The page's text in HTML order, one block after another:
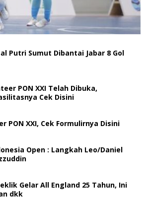
Putri Sumut Dibantai Jabar 8 Gol
PON XXI Telah Dibuka,
Cek Disini
PON XXI, Cek Formulirnya Disini
Open : Langkah Leo/Daniel
Gelar All England 25 Tahun, Ini
dkk